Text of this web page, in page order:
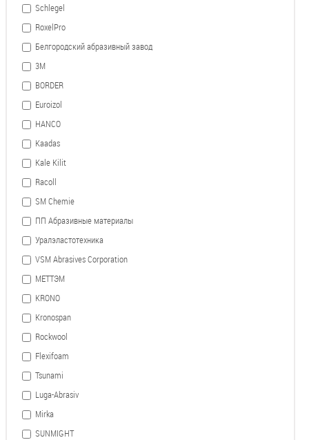
Schlegel
RoxelPro
Белгородский абразивный завод
3М
BORDER
Euroizol
HANCO
Kaadas
Kale Kilit
Racoll
SM Chemie
ПП Абразивные материалы
Уралэластотехника
VSM Abrasives Corporation
МЕТТЭМ
KRONO
Kronospan
Rockwool
Flexifoam
Tsunami
Luga-Abrasiv
Mirka
SUNMIGHT